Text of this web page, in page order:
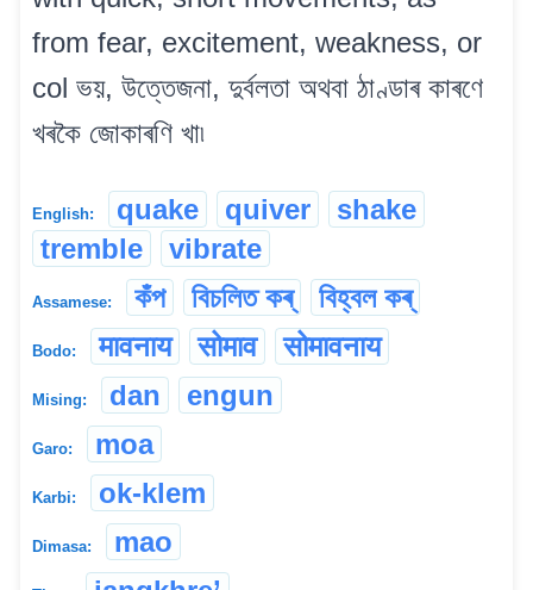
from fear, excitement, weakness, or
col ভয়, উত্তেজনা, দুৰ্বলতা অথবা ঠাণ্ডাৰ কাৰণে
খৰকৈ জোকাৰণি খা৷
English: quake quiver
shake
tremble
vibrate
Assamese: কঁপ বিচলিত কৰ্ বিহ্বল কৰ্
Bodo: मावनाय सोमाव सोमावनाय
Mising: dan engun
Garo: moa
Karbi: ok-klem
Dimasa: mao